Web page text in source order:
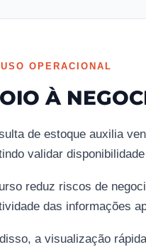
OPERACIONAL
À
de estoque auxilia
validar
reduz riscos de
das informações
a visualização